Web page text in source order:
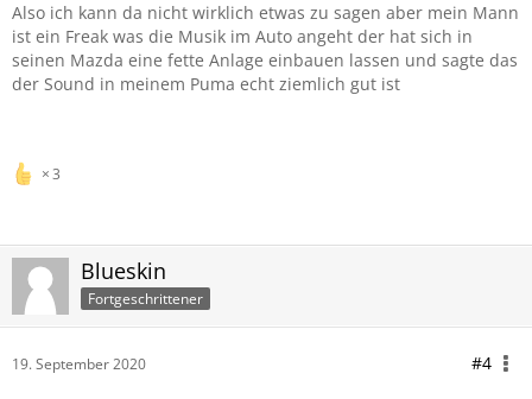
Also ich kann da nicht wirklich etwas zu sagen aber mein Mann
ist ein Freak was die Musik im Auto angeht der hat sich in
seinen Mazda eine fette Anlage einbauen lassen und sagte das
der Sound in meinem Puma echt ziemlich gut ist
3
Blueskin
Fortgeschrittener
19. September 2020 #4